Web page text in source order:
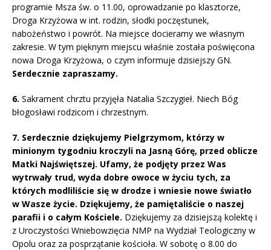
programie Msza św. o 11.00, oprowadzanie po klasztorze,
Droga Krzyżowa w int. rodzin, słodki poczęstunek,
nabożeństwo i powrót. Na miejsce docieramy we własnym
zakresie. W tym pięknym miejscu właśnie została poświęcona
nowa Droga Krzyżowa, o czym informuje dzisiejszy GN.
Serdecznie zapraszamy.
6. Sakrament chrztu przyjęła Natalia Szczygieł. Niech Bóg
błogosławi rodzicom i chrzestnym.
7. Serdecznie dziękujemy Pielgrzymom, którzy w
minionym tygodniu kroczyli na Jasną Górę, przed oblicze
Matki Najświętszej. Ufamy, że podjęty przez Was
wytrwały trud, wyda dobre owoce w życiu tych, za
których modliliście się w drodze i wniesie nowe światło
w Wasze życie. Dziękujemy, że pamiętaliście o naszej
parafii i o całym Kościele. Dziękujemy za dzisiejszą kolektę i
z Uroczystości Wniebowzięcia NMP na Wydział Teologiczny w
Opolu oraz za posprzątanie kościoła. W sobotę o 8.00 do